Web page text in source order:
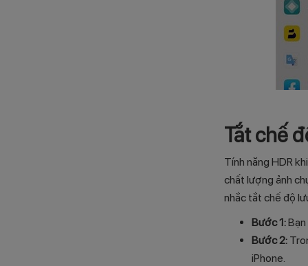
Tắt chế
Tính năng HDR
chất lượng ảnh
nhắc tắt chế độ
Bước 1:
Bước 2:
iPhone.